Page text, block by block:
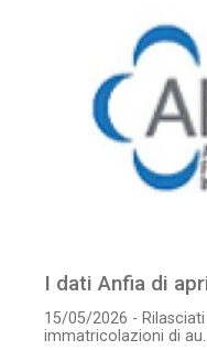
I dati Anfia di
15/05/2026 -
immatricolazioni di